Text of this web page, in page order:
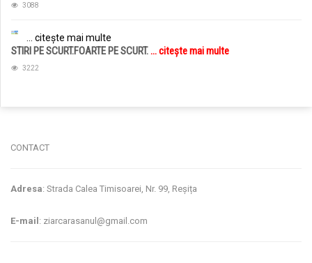
3088
... citește mai multe
STIRI PE SCURT.FOARTE PE SCURT.... citește mai multe
3222
CONTACT
Adresa: Strada Calea Timisoarei, Nr. 99, Reșița
E-mail : ziarcarasanul@gmail.com